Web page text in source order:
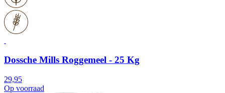
Dossche Mills Roggemeel - 25 Kg
29,95
Op voorraad